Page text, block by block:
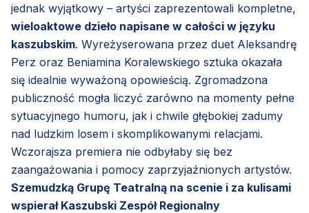
jednak wyjątkowy – artyści zaprezentowali kompletne,
wieloaktowe dzieło napisane w całości w języku
kaszubskim. Wyreżyserowana przez duet Aleksandrę
Perz oraz Beniamina Koralewskiego sztuka okazała
się idealnie wyważoną opowieścią. Zgromadzona
publiczność mogła liczyć zarówno na momenty pełne
sytuacyjnego humoru, jak i chwile głębokiej zadumy
nad ludzkim losem i skomplikowanymi relacjami.
Wczorajsza premiera nie odbyłaby się bez
zaangażowania i pomocy zaprzyjaźnionych artystów.
Szemudzką Grupę Teatralną na scenie i za kulisami
wspierał Kaszubski Zespół Regionalny